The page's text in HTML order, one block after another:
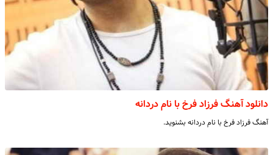
دانلود آهنگ فرزاد فرخ با نام دردانه
آهنگ فرزاد فرخ با نام دردانه بشنوید.